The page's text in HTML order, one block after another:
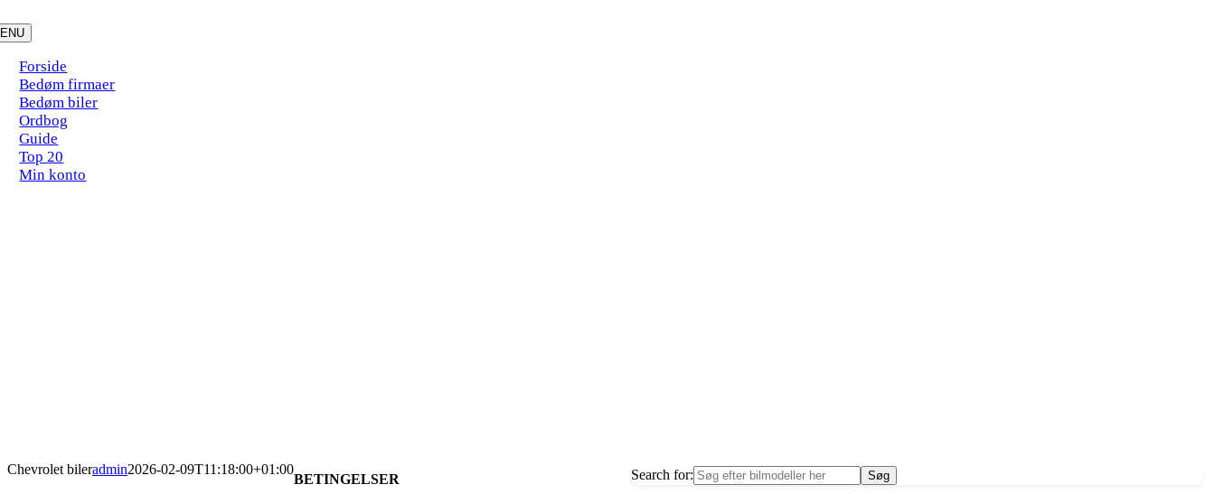
to
content
Forside
Bedøm firmaer
Bedøm biler
Ordbog
Guide
Top 20
Min konto
Chevrolet bileradmin2026-02-09T11:18:00+01:00 Search for:
BETINGELSER